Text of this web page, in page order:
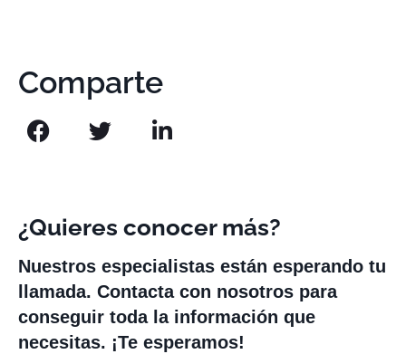
Comparte
¿Quieres conocer más?
Nuestros especialistas están esperando tu
llamada. Contacta con nosotros para
conseguir toda la información que
necesitas. ¡Te esperamos!